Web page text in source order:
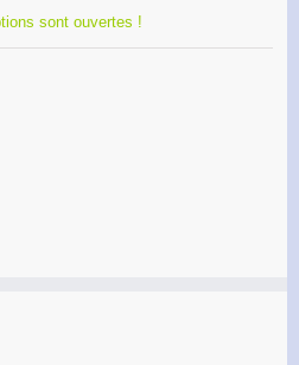
sont ouvertes !